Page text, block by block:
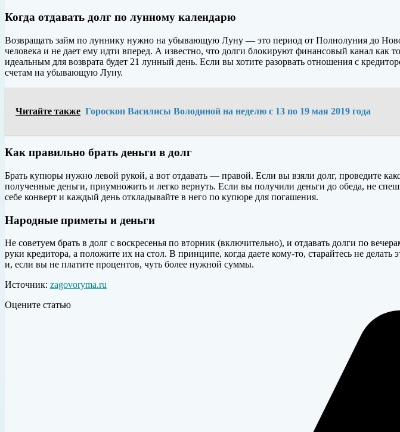
Когда отдавать долг по лунному календарю
Возвращать займ по луннику нужно на убывающую Луну — это период от Полнолуния до
человека и не дает ему идти вперед. А известно, что долги блокируют финансовый канал как
идеальным для возврата будет 21 лунный день. Если вы хотите разорвать отношения с
счетам на убывающую Луну.
Читайте также Гороскоп Василисы Володиной на неделю с 13 по 19 мая 2019 года
Как правильно брать деньги в долг
Брать купюры нужно левой рукой, а вот отдавать — правой. Если вы взяли долг, проведите
полученные деньги, приумножить и легко вернуть. Если вы получили деньги до обеда, не
себе конверт и каждый день откладывайте в него по купюре для погашения.
Народные приметы и деньги
Не советуем брать в долг с воскресенья по вторник (включительно), и отдавать долги по
руки кредитора, а положите их на стол. В принципе, когда даете кому-то, старайтесь не
и, если вы не платите процентов, чуть более нужной суммы.
Источник: zagovoryma.ru
Оцените статью